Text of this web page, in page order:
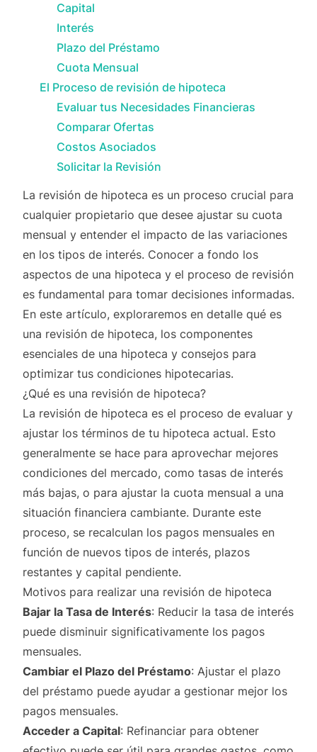
Capital
Interés
Plazo del Préstamo
Cuota Mensual
El Proceso de revisión de hipoteca
Evaluar tus Necesidades Financieras
Comparar Ofertas
Costos Asociados
Solicitar la Revisión
La revisión de hipoteca es un proceso crucial para
cualquier propietario que desee ajustar su cuota
mensual y entender el impacto de las variaciones
en los tipos de interés. Conocer a fondo los
aspectos de una hipoteca y el proceso de revisión
es fundamental para tomar decisiones informadas.
En este artículo, exploraremos en detalle qué es
una revisión de hipoteca, los componentes
esenciales de una hipoteca y consejos para
optimizar tus condiciones hipotecarias.
¿Qué es una revisión de hipoteca?
La revisión de hipoteca es el proceso de evaluar y
ajustar los términos de tu hipoteca actual. Esto
generalmente se hace para aprovechar mejores
condiciones del mercado, como tasas de interés
más bajas, o para ajustar la cuota mensual a una
situación financiera cambiante. Durante este
proceso, se recalculan los pagos mensuales en
función de nuevos tipos de interés, plazos
restantes y capital pendiente.
Motivos para realizar una revisión de hipoteca
Bajar la Tasa de Interés: Reducir la tasa de interés
puede disminuir significativamente los pagos
mensuales.
Cambiar el Plazo del Préstamo: Ajustar el plazo
del préstamo puede ayudar a gestionar mejor los
pagos mensuales.
Acceder a Capital: Refinanciar para obtener